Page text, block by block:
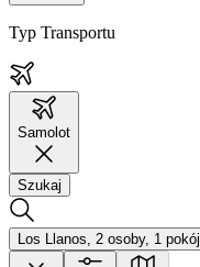
Typ Transportu
Samolot
Szukaj
Los Llanos, 2 osoby, 1